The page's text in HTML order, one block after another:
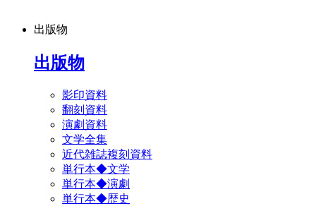
出版物
出版物
影印資料
翻刻資料
演劇資料
文学全集
近代雑誌複刻資料
単行本◆文学
単行本◆演劇
単行本◆歴史